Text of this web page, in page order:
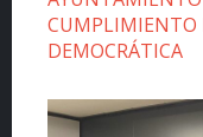
CUMPLIMIENTO
DEMOCRÁTICA